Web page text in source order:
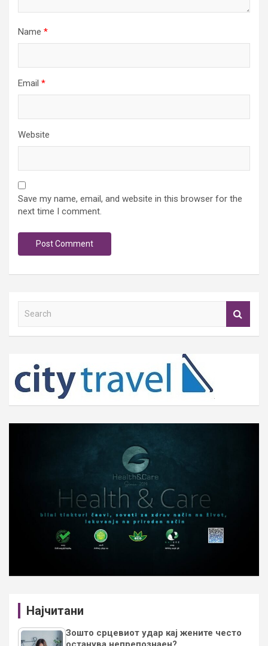
Name *
Email *
Website
Save my name, email, and website in this browser for the
next time I comment.
h
Најчитани
Зошто срцевиот удар кај жените често